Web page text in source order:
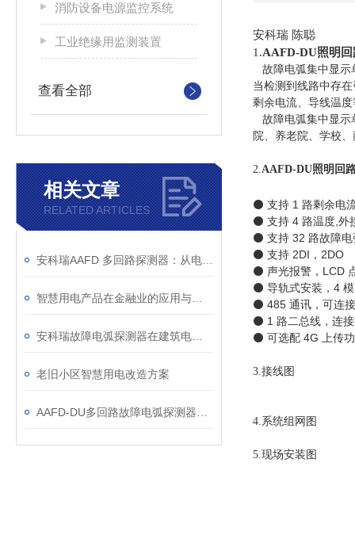
消防设备电源监控系统
工业绝缘用监测装置
查看全部
相关文章
RELATED ARTICLES
老旧小区智慧用电改造方案
安科瑞 陈聪
1.AAFD-DU照明
故障电弧集中显示
当检测到线路中存
剩余电流、导线温
故障电弧集中显示
院、养老院、学校、
2. AAFD-DU照明回
⚫ 支持 1 路剩余电
⚫ 支持 4 路温度 外
⚫ 支持 32 路故障电
⚫ 支持 2DI ， 2DO
⚫ 声光报警， LCD
⚫ 导轨式安装， 4 模
⚫ 485 通讯，可连
⚫ 1 路二总线，连
⚫ 可选配 4G 上传
3.接线图
4.系统组网图
5.现场安装图